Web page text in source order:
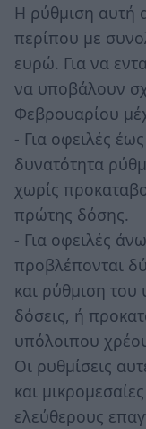
Η ρύθμιση αυτή
περίπου με
ευρώ. Για να
να υποβάλουν
Φεβρουαρίου
- Για οφειλές
δυνατότητα
χωρίς
πρώτης δόσης.
- Για οφειλές
προβλέπονται
και ρύθμιση
δόσεις, ή
υπόλοιπου
Οι ρυθμίσεις
και
ελεύθερους